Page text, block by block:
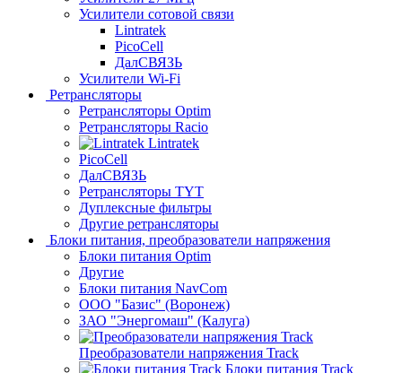
Усилители сотовой связи
Lintratek
PicoCell
ДалСВЯЗЬ
Усилители Wi-Fi
Ретрансляторы
Ретрансляторы Optim
Ретрансляторы Racio
Lintratek
PicoCell
ДалСВЯЗЬ
Ретрансляторы TYT
Дуплексные фильтры
Другие ретрансляторы
Блоки питания, преобразователи напряжения
Блоки питания Optim
Другие
Блоки питания NavCom
ООО "Базис" (Воронеж)
ЗАО "Энергомаш" (Калуга)
Преобразователи напряжения Track
Блоки питания Track